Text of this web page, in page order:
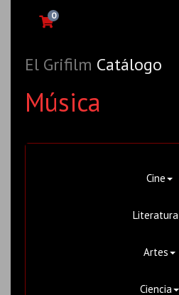
0
El Grifilm Catálogo
Música
Cine
Literatura
Artes
Ciencia